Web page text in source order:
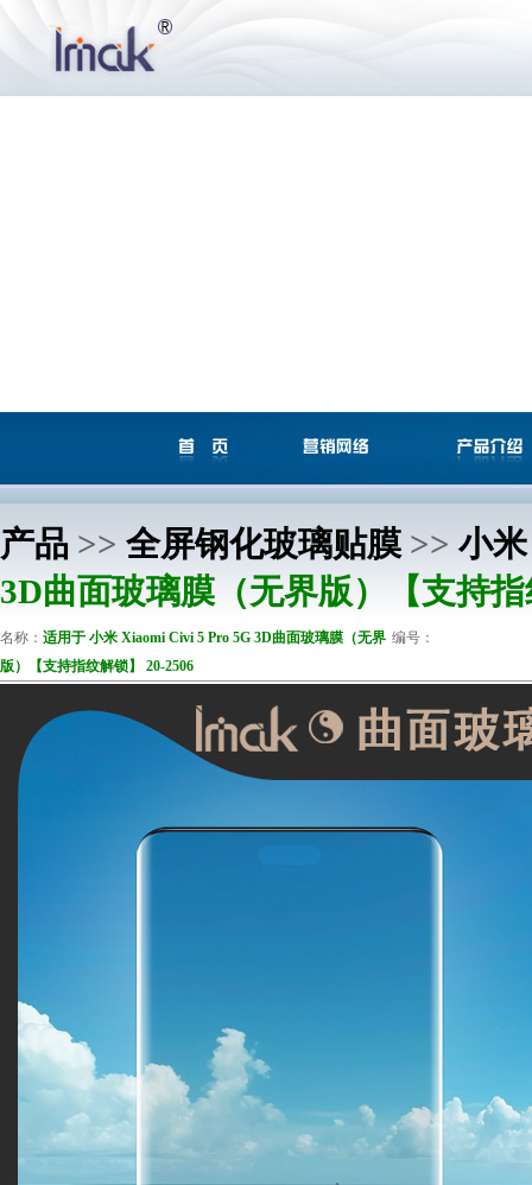
产品 >> 全屏钢化玻璃贴膜 >> 小
3D曲面玻璃膜（无界版）【支持
名称： 适用于 小米 Xiaomi Civi 5 Pro 5G 3D曲面玻璃膜（无界
版）【支持指纹解锁】 20-2506
编号：